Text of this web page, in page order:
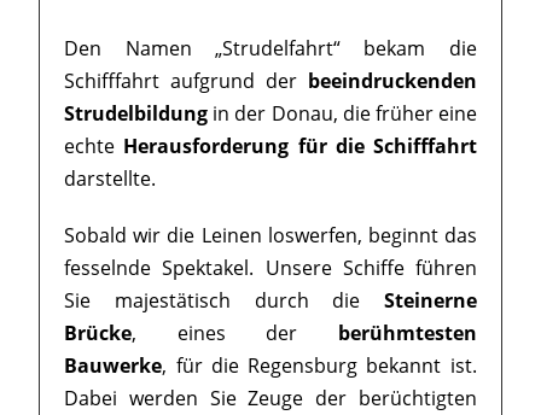
Den Namen „Strudelfahrt“ bekam die
Schifffahrt aufgrund der beeindruckenden
Strudelbildung in der Donau, die früher eine
echte Herausforderung für die Schifffahrt
darstellte.
Sobald wir die Leinen loswerfen, beginnt das
fesselnde Spektakel. Unsere Schiffe führen
Sie majestätisch durch die Steinerne
Brücke, eines der berühmtesten
Bauwerke, für die Regensburg bekannt ist.
Dabei werden Sie Zeuge der berüchtigten